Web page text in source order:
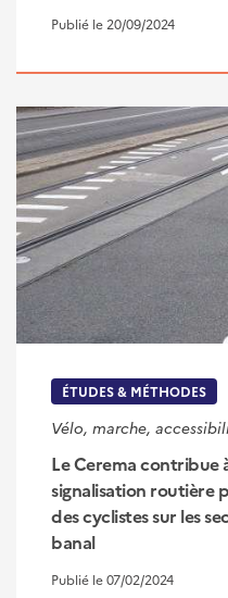
Publié le 20/09/2024
ÉTUDES & MÉTHODES
Vélo, marche,
Le Cerema contribue
signalisation routière
des cyclistes sur les
banal
Publié le 07/02/2024